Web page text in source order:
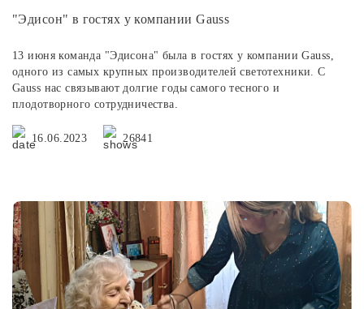
"Эдисон" в гостях у компании Gauss
13 июня команда "Эдисона" была в гостях у компании Gauss,
одного из самых крупных производителей светотехники. С
Gauss нас связывают долгие годы самого тесного и
плодотворного сотрудничества.
16.06.2023 26841